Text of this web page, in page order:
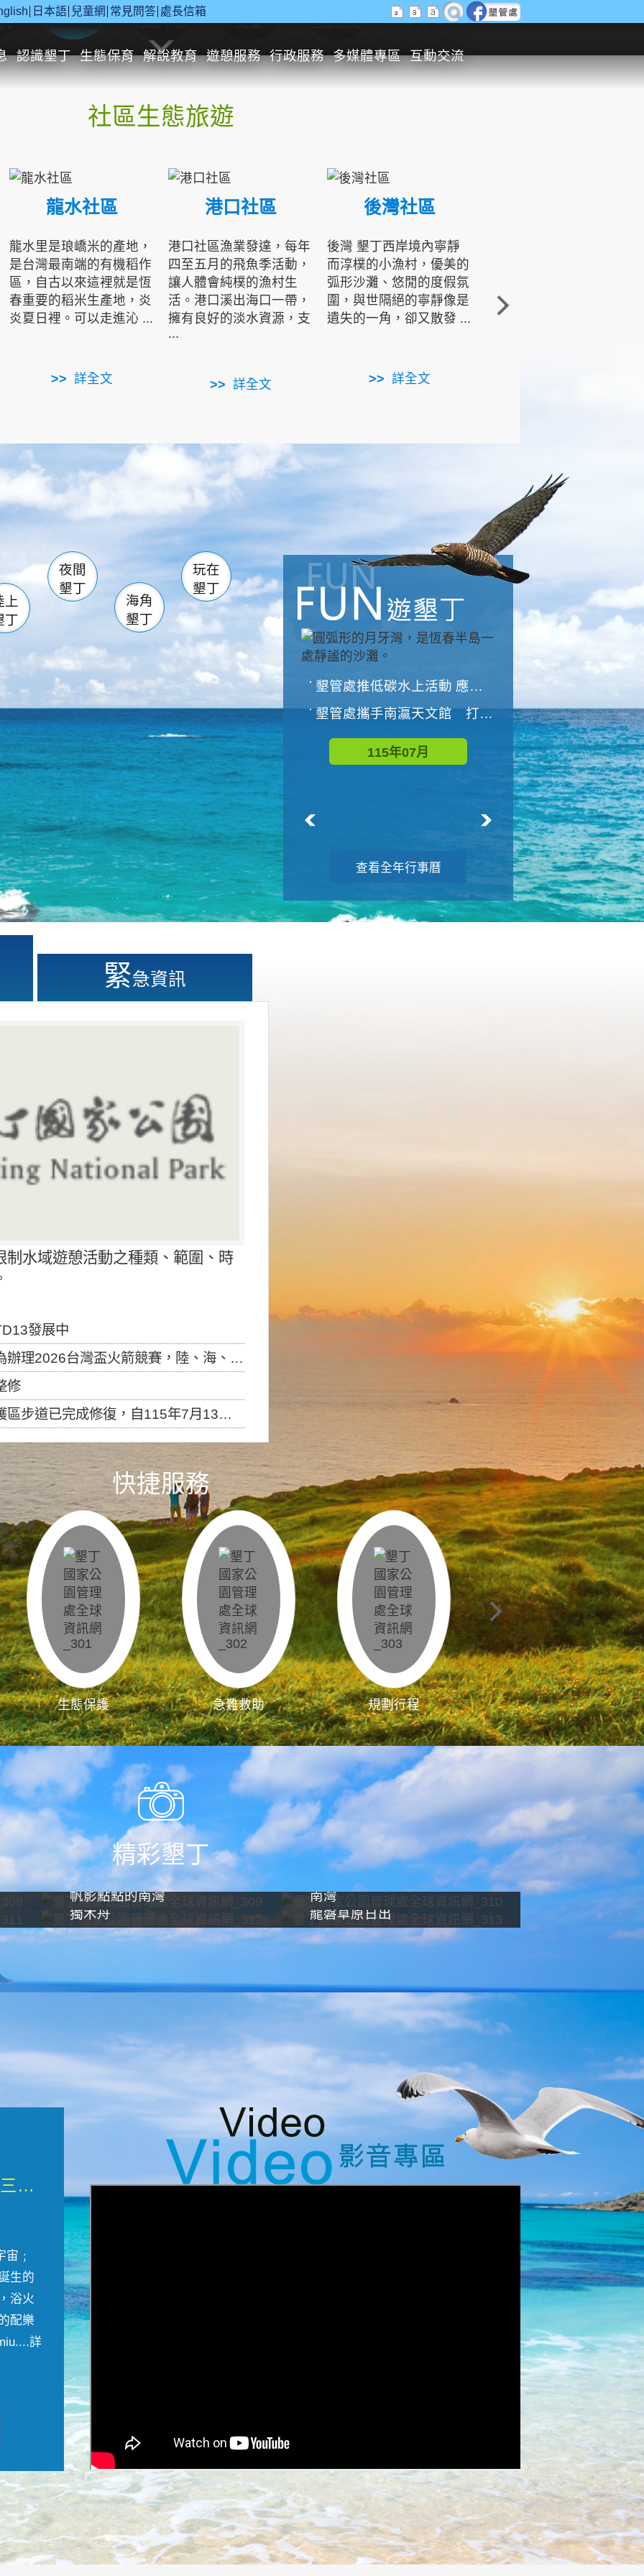
日本語 兒童網 常見問答 處長信箱
認識墾丁 生態保育 解說教育 遊憩服務 行政服務 多媒體專區 互動交流
休閒遊憩 行政申辦 兒童 生態旅遊
社區生態旅遊
龍水社區
龍水里是琅嶠米的產地，
是台灣最南端的有機稻作
區，自古以來這裡就是恆
春重要的稻米生產地，炎
炎夏日裡。可以走進沁 ...
詳全文
港口社區
港口社區漁業發達，每年
四至五月的飛魚季活動，
讓人體會純樸的漁村生
活。港口溪出海口一帶，
擁有良好的淡水資源，支
...
詳全文
後灣社區
後灣 墾丁西岸境內寧靜
而淳樸的小漁村，優美的
弧形沙灘、悠閒的度假氛
圍，與世隔絕的寧靜像是
遺失的一角，卻又散發 ...
詳全文
角的端點，冬季海浪拍打
著礁岸，旺盛的侵蝕作
南仁湖
滿州 佳樂水
森林遊樂區
墾管處遊客中心
社頂公園 風吹沙
船帆石 龍磐公園
香蕉灣 龍坑
鵝鑾鼻
上
丁
夜間
墾丁
海角
墾丁
玩在
墾丁
墾管處推低碳水上活動 應屆畢業生限額免費參加
墾管處攜手南瀛天文館 打造沉浸式天文探索營隊
115年07月
與國家公園有約-優游潮間
115年08月
查看全年行事曆
緊急資訊
水域遊憩活動之種類、範圍、時
發展中
盃火箭競賽，陸、海、空域警戒及協調相關事宜，因颱風備案事宜
修
，自115年7月13日（星期一）起恢復開放入園，歡迎民眾依規定申請入園....
快捷服務
生態保護 急難救助 規劃行程 影像直播
精彩墾丁
帆影點點的南灣
南灣
獨木舟
龍磐草原日出
微觀墾丁三部曲 重生....
﹔
生的
浴火
配樂
詳